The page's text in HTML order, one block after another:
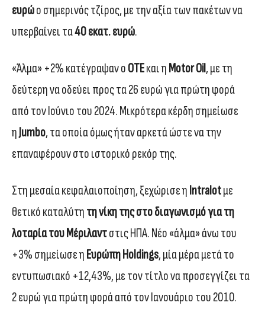
ευρώο σημερινός τζίρος, με την αξία των πακέτων να
υπερβαίνει τα40 εκατ. ευρώ.
«Άλμα» +2% κατέγραψαν ο ΟΤΕκαι η Motor Oil, με τη
δεύτερη να οδεύει προς τα 26 ευρώ για πρώτη φορά
από τον Ιούνιο του 2024. Μικρότερα κέρδη σημείωσε
ηJumbo, τα οποία όμως ήταν αρκετά ώστε να την
επαναφέρουν στο ιστορικό ρεκόρ της.
Στη μεσαία κεφαλαιοποίηση, ξεχώρισε η Intralotμε
θετικό καταλύτη τη νίκη της στο διαγωνισμό για τη
λοταρία του Μέριλαντστις ΗΠΑ. Νέο «άλμα» άνω του
+3% σημείωσε η Ευρώπη Holdings, μία μέρα μετά το
εντυπωσιακό +12,43%, με τον τίτλο να προσεγγίζει τα
2 ευρώ για πρώτη φορά από τον Ιανουάριο του 2010.